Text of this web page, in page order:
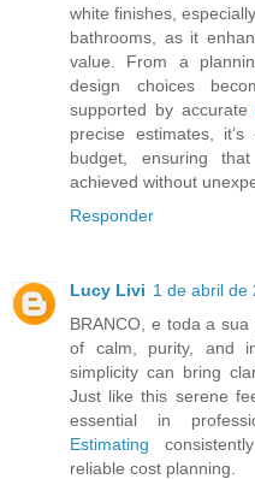
white finishes,
bathrooms, as it
value. From a
design choices
supported by accurate
precise estimates,
budget, ensuring
achieved without
Responder
Lucy Livi 1 de abril de
BRANCO, e toda a
of calm, purity, and
simplicity can bring
Just like this serene
essential in
Estimating
reliable cost planning.